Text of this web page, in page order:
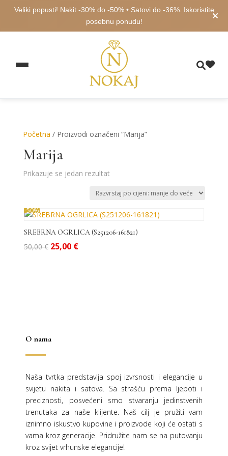
Veliki popusti! Nakit -30% do -50% • Satovi do -36%. Iskoristite
posebnu ponudu!
Početna / Proizvodi označeni “Marija”
Marija
Prikazuje se jedan rezultat
-50%
SREBRNA OGRLICA (S251206-161821)
50,00€ Izvorna
25,00 €
O nama
Naša tvrtka predstavlja spoj izvrsnosti i elegancije u
svijetu nakita i satova. Sa strašću prema ljepoti i
preciznosti, posvećeni smo stvaranju jedinstvenih
trenutaka za naše klijente. Naš cilj je pružiti vam
iznimno iskustvo kupovine i proizvode koji će ostati s
vama kroz generacije. Pridružite nam se na putovanju
kroz svijet vrhunske elegancije!